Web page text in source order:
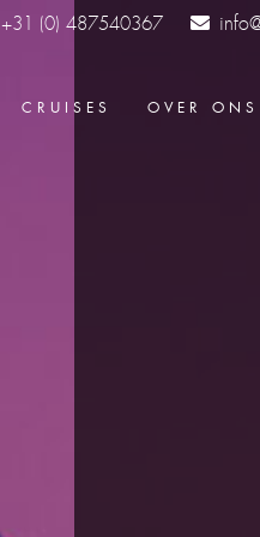
+31 (0) 487540367
CRUISES OVER ONS